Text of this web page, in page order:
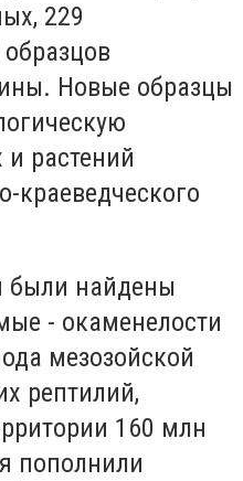
229
Новые образцы
растений
краеведческого
были найдены
- окаменелости
мезозойской
рептилий,
160 млн
пополнили